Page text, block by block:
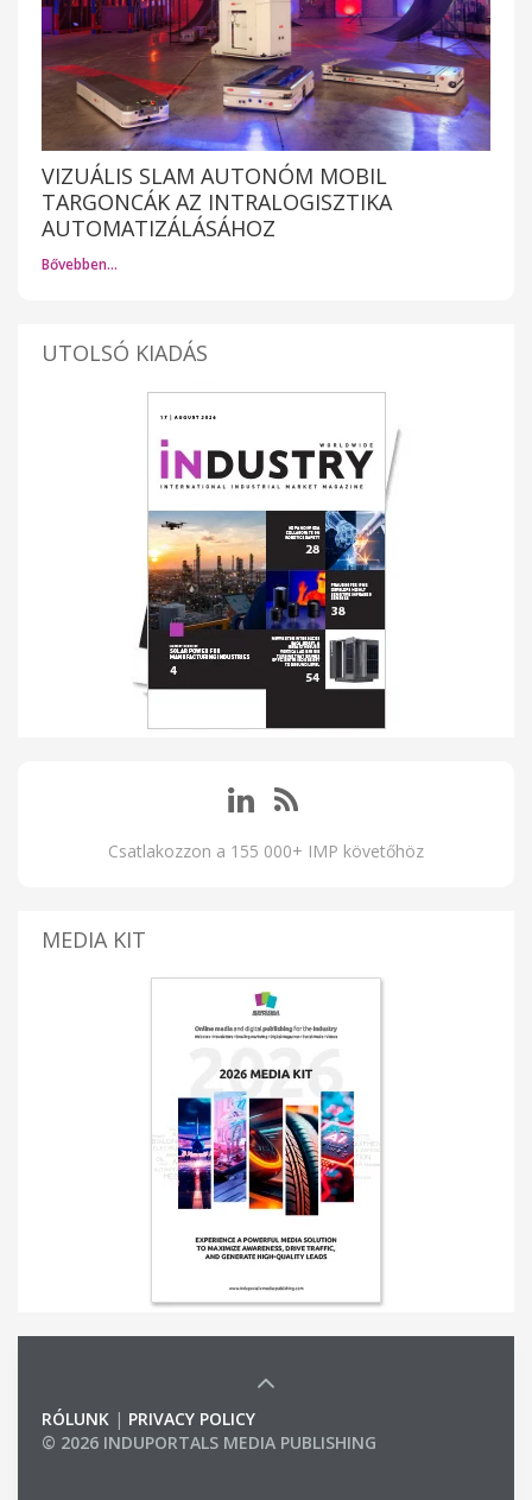
VIZUÁLIS SLAM AUTONÓM MOBIL
TARGONCÁK AZ INTRALOGISZTIKA
AUTOMATIZÁLÁSÁHOZ
Bővebben…
UTOLSÓ KIADÁS
Csatlakozzon a 155 000+ IMP követőhöz
MEDIA KIT
RÓLUNK | PRIVACY POLICY
© 2026 INDUPORTALS MEDIA PUBLISHING